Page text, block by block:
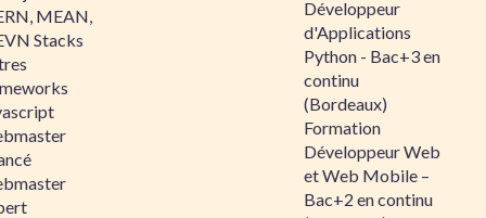
MEAN,
Stacks
Développeur
d'Applications
Python - Bac+3 en
continu
(Bordeaux)
Formation
Développeur Web
et Web Mobile –
Bac+2 en continu